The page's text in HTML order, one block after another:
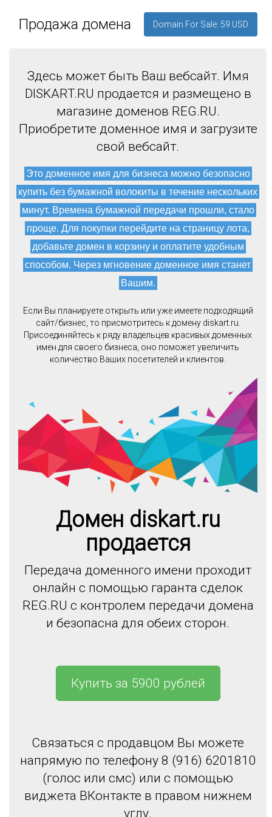
Domain For Sale: 59 USD
Продажа домена
Здесь может быть Ваш вебсайт. Имя
DISKART.RU продается и размещено в
магазине доменов REG.RU.
Приобретите доменное имя и загрузите
свой вебсайт.
Это доменное имя для бизнеса можно безопасно
купить без бумажной волокиты в течение нескольких
минут. Времена бумажной передачи прошли, стало
проще. Для покупки перейдите на страницу лота,
добавьте домен в корзину и оплатите удобным
способом. Через мгновение доменное имя станет
Вашим.
Если Вы планируете открыть или уже имеете подходящий
сайт/бизнес, то присмотритесь к домену diskart.ru.
Присоединяйтесь к ряду владельцев красивых доменных
имен для своего бизнеса, оно поможет увеличить
количество Ваших посетителей и клиентов.
Домен diskart.ru
продается
Передача доменного имени проходит
онлайн с помощью гаранта сделок
REG.RU с контролем передачи домена
и безопасна для обеих сторон.
Купить за 5900 рублей
Связаться с продавцом Вы можете
напрямую по телефону 8 (916) 6201810
(голос или смс) или с помощью
виджета ВКонтакте в правом нижнем
углу.